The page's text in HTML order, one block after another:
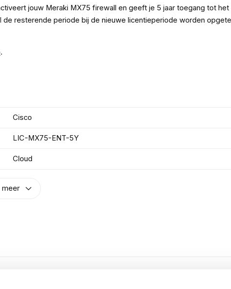
jouw Meraki MX75 firewall en geeft je 5 jaar toegang tot
resterende periode bij de nieuwe licentieperiode worden
.
Cisco
LIC-MX75-ENT-5Y
Cloud
meer